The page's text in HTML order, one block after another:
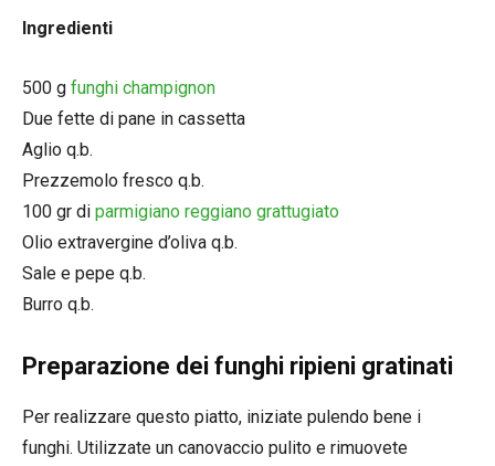
Ingredienti
500 g funghi champignon
Due fette di pane in cassetta
Aglio q.b.
Prezzemolo fresco q.b.
100 gr di parmigiano reggiano grattugiato
Olio extravergine d’oliva q.b.
Sale e pepe q.b.
Burro q.b.
Preparazione dei funghi ripieni gratinati
Per realizzare questo piatto, iniziate pulendo bene i
funghi. Utilizzate un canovaccio pulito e rimuovete